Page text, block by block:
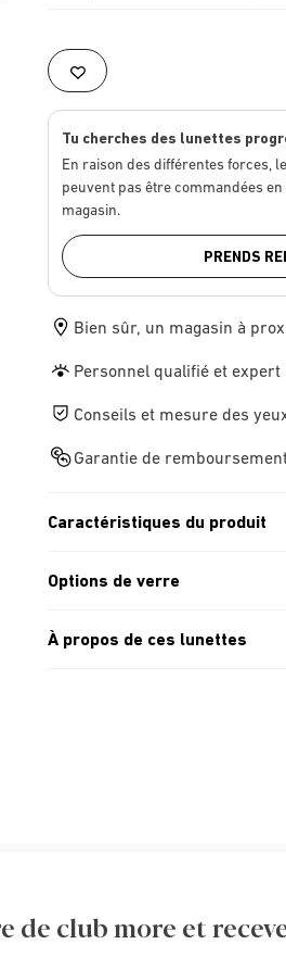
Tu cherches des lunettes
En raison des différentes forces,
peuvent pas être commandées
magasin.
PRENDS
Bien sûr, un magasin à
Personnel qualifié et expert
Conseils et mesure des
Garantie de
Caractéristiques du produit
Options de verre
À propos de ces lunettes
de club more et